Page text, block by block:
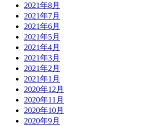
2021年8月
2021年7月
2021年6月
2021年5月
2021年4月
2021年3月
2021年2月
2021年1月
2020年12月
2020年11月
2020年10月
2020年9月